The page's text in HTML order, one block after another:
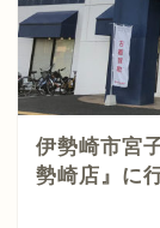
伊勢崎市宮
勢崎店』に